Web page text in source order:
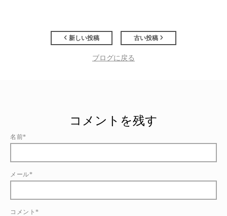
新しい投稿 古い投稿
ブログに戻る
コメントを残す
名前*
メール*
コメント*